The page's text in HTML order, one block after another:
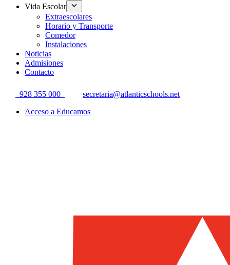
Vida Escolar
Extraescolares
Horario y Transporte
Comedor
Instalaciones
Noticias
Admisiones
Contacto
928 355 000
secretaria@atlanticschools.net
Acceso a Educamos